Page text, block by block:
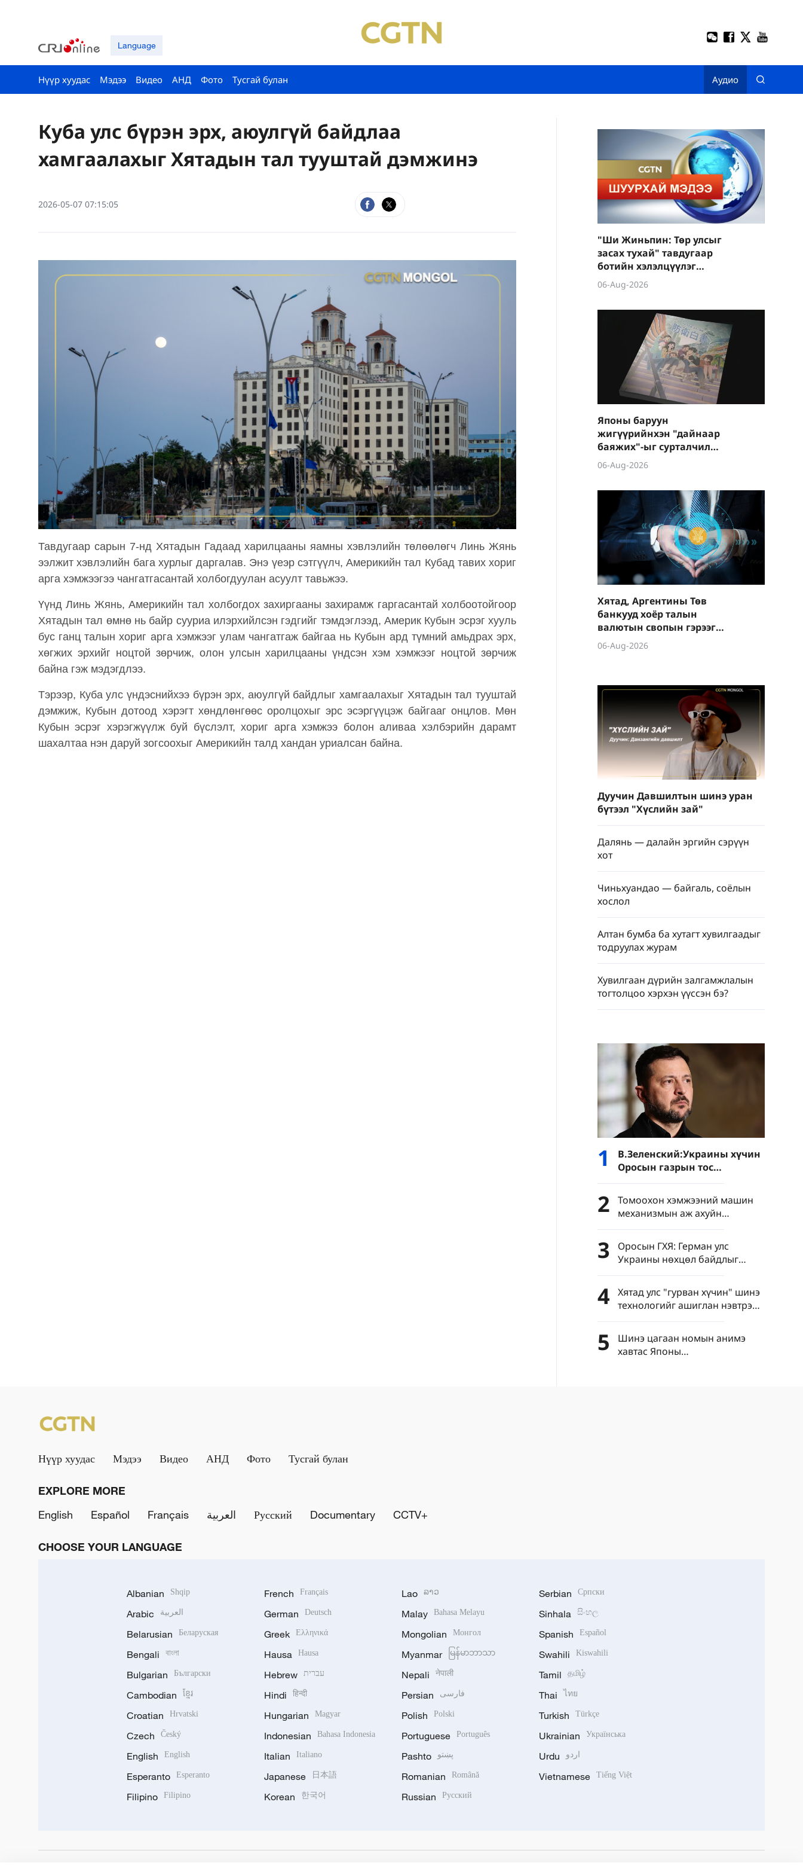
Language
Нүүр хуудас Мэдээ Видео АНД Фото Тусгай булан Аудио
Куба улс бүрэн эрх, аюулгүй байдлаа
хамгаалахыг Хятадын тал тууштай дэмжинэ
2026-05-07 07:15:05
Тавдугаар сарын 7-нд Хятадын Гадаад харилцааны яамны хэвлэлийн төлөөлөгч Линь Жянь
ээлжит хэвлэлийн бага хурлыг даргалав. Энэ үеэр сэтгүүлч, Америкийн тал Кубад тавих хориг
арга хэмжээгээ чангатгасантай холбогдуулан асуулт тавьжээ.
Үүнд Линь Жянь, Америкийн тал холбогдох захиргааны захирамж гаргасантай холбоотойгоор
Хятадын тал өмнө нь байр сууриа илэрхийлсэн гэдгийг тэмдэглээд, Америк Кубын эсрэг хууль
бус ганц талын хориг арга хэмжээг улам чангатгаж байгаа нь Кубын ард түмний амьдрах эрх,
хөгжих эрхийг ноцтой зөрчиж, олон улсын харилцааны үндсэн хэм хэмжээг ноцтой зөрчиж
байна гэж мэдэгдлээ.
Тэрээр, Куба улс үндэснийхээ бүрэн эрх, аюулгүй байдлыг хамгаалахыг Хятадын тал тууштай
дэмжиж, Кубын дотоод хэрэгт хөндлөнгөөс оролцохыг эрс эсэргүүцэж байгааг онцлов. Мөн
Кубын эсрэг хэрэгжүүлж буй бүслэлт, хориг арга хэмжээ болон аливаа хэлбэрийн дарамт
шахалтаа нэн даруй зогсоохыг Америкийн талд хандан уриалсан байна.
"Ши Жиньпин: Төр улсыг
засах тухай" тавдугаар
ботийн хэлэлцүүлэг
боллоо
06-Aug-2026
Японы баруун
жигүүрийнхэн "дайнаар
баяжих"-ыг сурталчилж
байна
06-Aug-2026
Хятад, Аргентины Төв
банкууд хоёр талын
валютын свопын гэрээг
шинэчиллээ
06-Aug-2026
Дуучин Давшилтын шинэ уран
бүтээл "Хүслийн зай"
Далянь — далайн эргийн сэрүүн
хот
Чиньхуандао — байгаль, соёлын
хослол
Алтан бумба ба хутагт хувилгаадыг
тодруулах журам
Хувилгаан дүрийн залгамжлалын
тогтолцоо хэрхэн үүссэн бэ?
1
В.Зеленский:Украины хүчин
Оросын газрын тос
боловсруулах үйлдвэрүүд
болон Хар тэнгисийн хөлөг
онгоцнуудад цохилт өгчээ
2
Томоохон хэмжээний машин
механизмын аж ахуйн
нэгжүүдийн нэмүү өртөг 6.4
хувиар өсөв
3
Оросын ГХЯ: Герман улс
Украины нөхцөл байдлыг
хурцатгаж байна
4
Хятад улс "гурван хүчин" шинэ
технологийг ашиглан нэвтрэн
тархахаас сэргийлэхийг
уриалав
5
Шинэ цагаан номын анимэ
хавтас Японы
Нүүр хуудас Мэдээ Видео АНД Фото Тусгай булан
EXPLORE MORE
English
Español Français العربية Русский Documentary CCTV+
CHOOSE YOUR LANGUAGE
Albanian Shqip
Arabic العربية
Belarusian Беларуская
Bengali বাংলা
Bulgarian Български
Cambodian ខ្មែរ
Croatian Hrvatski
Czech Český
English English
Esperanto Esperanto
Filipino Filipino
French Français
German Deutsch
Greek Ελληνικά
Hausa Hausa
Hebrew עברית
Hindi हिन्दी
Hungarian Magyar
Indonesian Bahasa Indonesia
Italian Italiano
Japanese 日本語
Korean 한국어
Lao ລາວ
Malay Bahasa Melayu
Mongolian Монгол
Myanmar မြန်မာဘာသာ
Nepali नेपाली
Persian فارسی
Polish Polski
Portuguese Português
Pashto پښتو
Romanian Română
Russian Русский
Serbian Српски
Sinhala සිංහල
Spanish Español
Swahili Kiswahili
Tamil தமிழ்
Thai ไทย
Turkish Türkçe
Ukrainian Українська
Urdu اردو
Vietnamese Tiếng Việt